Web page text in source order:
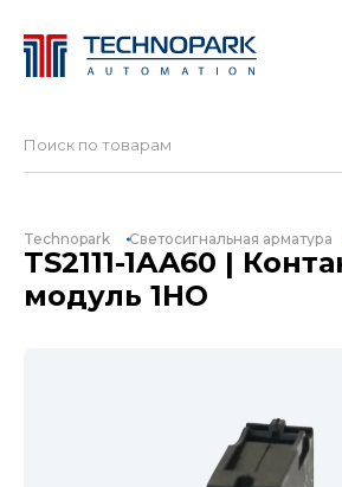
Technopark Светосигнальная арматура
TS2111-1AA60 |
модуль 1НО